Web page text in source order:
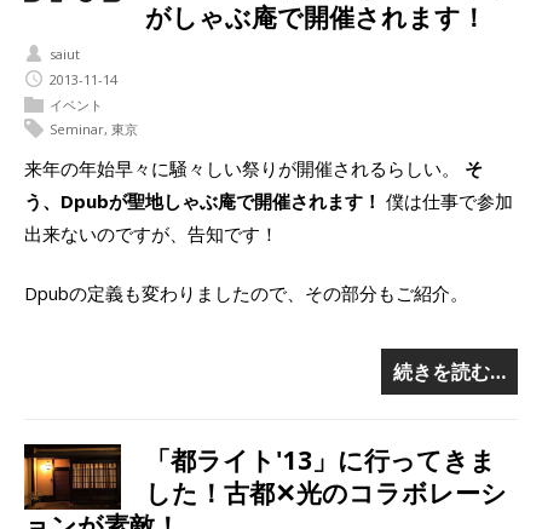
がしゃぶ庵で開催されます！
saiut
2013-11-14
イベント
Seminar, 東京
来年の年始早々に騒々しい祭りが開催されるらしい。 そ
う、Dpubが聖地しゃぶ庵で開催されます！ 僕は仕事で参加
出来ないのですが、告知です！
Dpubの定義も変わりましたので、その部分もご紹介。
続きを読む…
「都ライト'13」に行ってきま
した！古都✕光のコラボレーシ